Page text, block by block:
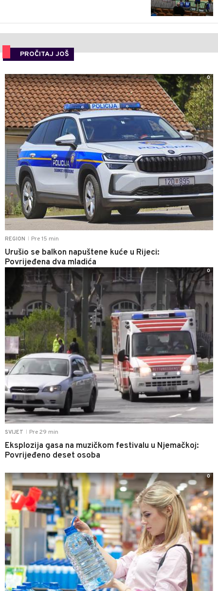
PROČITAJ JOŠ
REGION Pre 15 min
Urušio se balkon napuštene kuće u Rijeci:
Povrijeđena dva mladića
0
SVIJET Pre 29 min
Eksplozija gasa na muzičkom festivalu u Njemačkoj:
Povrijeđeno deset osoba
0
0